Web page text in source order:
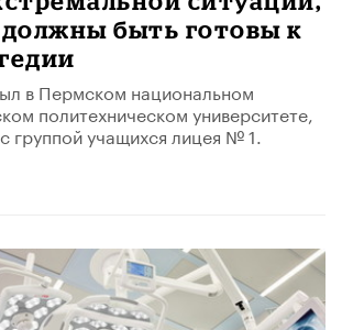
быть готовы к
в Пермском национальном
политехническом университете,
группой учащихся лицея № 1.